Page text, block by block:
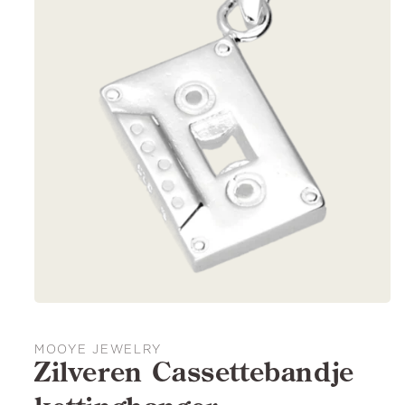
MOOYE JEWELRY
Zilveren Cassettebandje